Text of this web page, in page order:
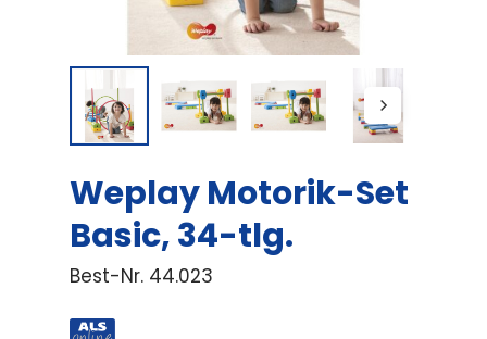
Weplay Motorik-Set
Basic, 34-tlg.
Best-Nr. 44.023